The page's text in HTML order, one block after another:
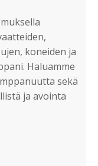
koneiden ja
Haluamme
sekä
ja avointa